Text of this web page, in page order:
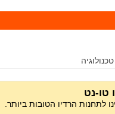
טכנולוגיה